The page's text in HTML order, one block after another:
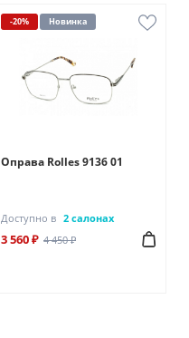
-20% Новинка
Оправа Rolles 9136 01
Доступно в 2 салонах
3 560 ₽ 4 450 ₽